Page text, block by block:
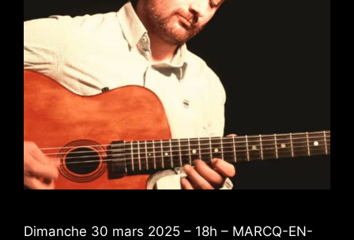
Dimanche 30 mars 2025 – 18h – MARCQ-EN-